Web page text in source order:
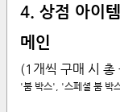
4. 상점 아이
메인
(1개씩 구매 시 총
'붐 박스', '스페셜 붐 박